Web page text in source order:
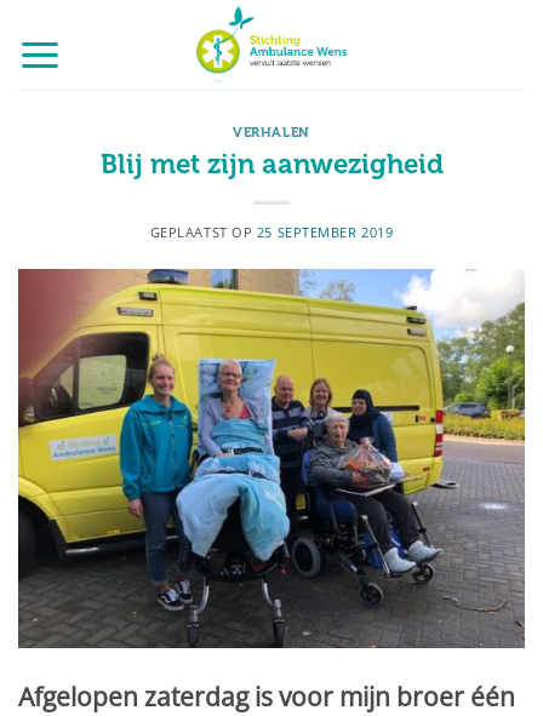
naar
inhoud
VERHALEN
Blij met zijn aanwezigheid
GEPLAATST OP 25 SEPTEMBER 2019
Afgelopen zaterdag is voor mijn broer één